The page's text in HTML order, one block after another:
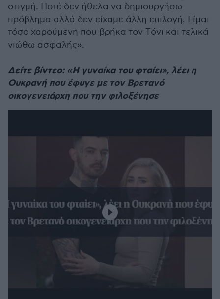
στιγμή. Ποτέ δεν ήθελα να δημιουργήσω
πρόβλημα αλλά δεν είχαμε άλλη επιλογή. Είμαι
τόσο χαρούμενη που βρήκα τον Tόνι και τελικά
νιώθω ασφαλής».
Δείτε βίντεο: «Η γυναίκα του φταίει», λέει η
Ουκρανή που έφυγε με τον Βρετανό
οικογενειάρχη που την φιλοξένησε